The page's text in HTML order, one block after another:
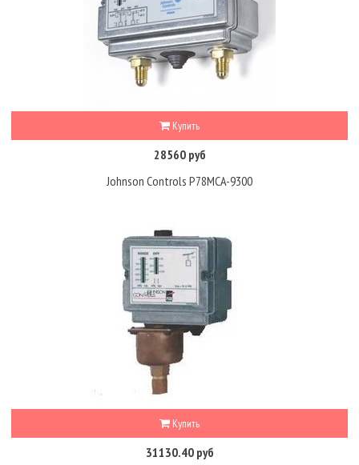
Купить
28560 руб
Johnson Controls P78MCA-9300
Купить
31130.40 руб